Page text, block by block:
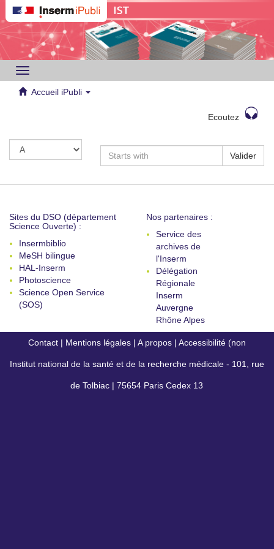
Toggle
navigation
Accueil iPubli
Ecoutez
Valider
Sites du DSO (département
Science Ouverte) :
Insermbiblio
MeSH bilingue
HAL-Inserm
Photoscience
Science Open Service
(SOS)
Nos partenaires :
Service des
archives de
l'Inserm
Délégation
Régionale
Inserm
Auvergne
Rhône Alpes
Contact | Mentions légales | A propos | Accessibilité (non
conforme)
Institut national de la santé et de la recherche médicale - 101, rue
de Tolbiac | 75654 Paris Cedex 13